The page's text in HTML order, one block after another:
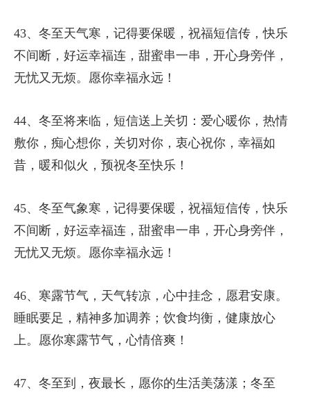
43、冬至天气寒，记得要保暖，祝福短信传，快乐
不间断，好运幸福连，甜蜜串一串，开心身旁伴，
无忧又无烦。愿你幸福永远！
44、冬至将来临，短信送上关切：爱心暖你，热情
敷你，痴心想你，关切对你，衷心祝你，幸福如
昔，暖和似火，预祝冬至快乐！
45、冬至气象寒，记得要保暖，祝福短信传，快乐
不间断，好运幸福连，甜蜜串一串，开心身旁伴，
无忧又无烦。愿你幸福永远！
46、寒露节气，天气转凉，心中挂念，愿君安康。
睡眠要足，精神多加调养；饮食均衡，健康放心
上。愿你寒露节气，心情倍爽！
47、冬至到，夜最长，愿你的生活美荡漾；冬至